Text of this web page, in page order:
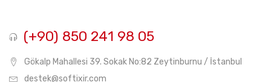
(+90) 850 241 98 05
Gökalp Mahallesi 39. Sokak No:82 Zeytinburnu / İstanbul
destek@softixir.com